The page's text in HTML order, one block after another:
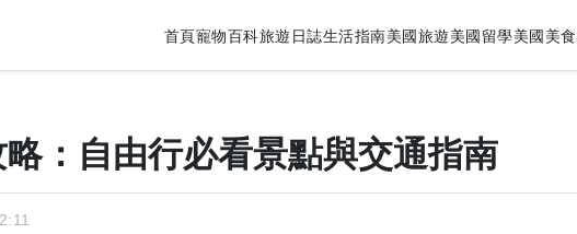
首頁寵物百科旅遊日誌生活指南美國旅遊美國留學美國美食
：自由行必看景點與交通指南